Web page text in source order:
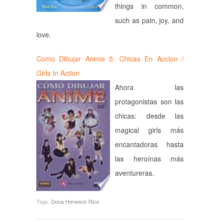
things in common,
such as pain, joy, and
love.
Como Dibujar Anime 5: Chicas En Accion /
Girls In Action
Ahora las
protagonistas son las
chicas: desde las
magical girls más
encantadoras hasta
las heroínas más
aventureras.
Tags: Dona Herweck Rice